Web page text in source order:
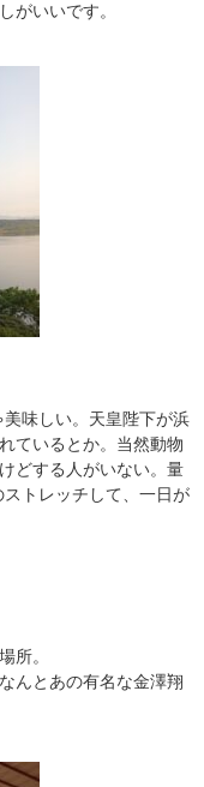
がいいです。
味しい。天皇陛下が浜
ているとか。当然動物
どする人がいない。量
トレッチして、一日が
所。
んとあの有名な金澤翔